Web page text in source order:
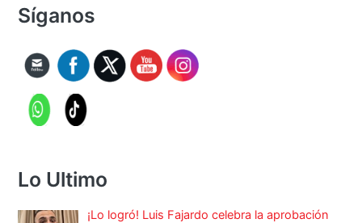
Síganos
Lo Ultimo
¡Lo logró! Luis Fajardo celebra la aprobación